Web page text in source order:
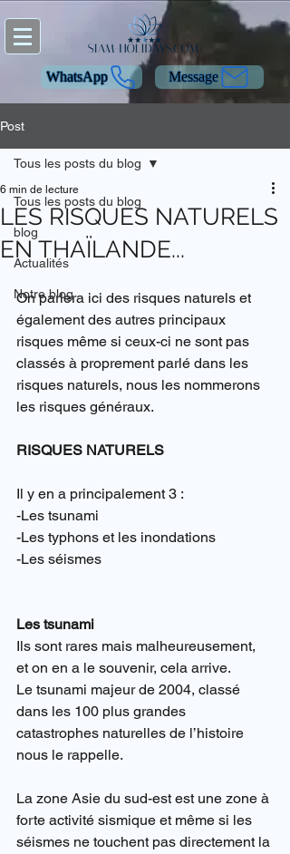
WhatsApp Message
Post
Tous les posts du blog
blog
Actualités
Notre blog
Tous les posts du blog
LES RISQUES NATURELS
EN THAÏLANDE...
6 min de lecture
On parlera ici des risques naturels et
également des autres principaux
risques même si ceux-ci ne sont pas
classés à proprement parlé dans les
risques naturels, nous les nommerons
les risques généraux.
RISQUES NATURELS
Il y en a principalement 3 :
-Les tsunami
-Les typhons et les inondations
-Les séismes
Les tsunami
Ils sont rares mais malheureusement,
et on en a le souvenir, cela arrive.
Le tsunami majeur de 2004, classé
dans les 100 plus grandes
catastrophes naturelles de l’histoire
nous le rappelle.
La zone Asie du sud-est est une zone à
forte activité sismique et même si les
séismes ne touchent pas directement la